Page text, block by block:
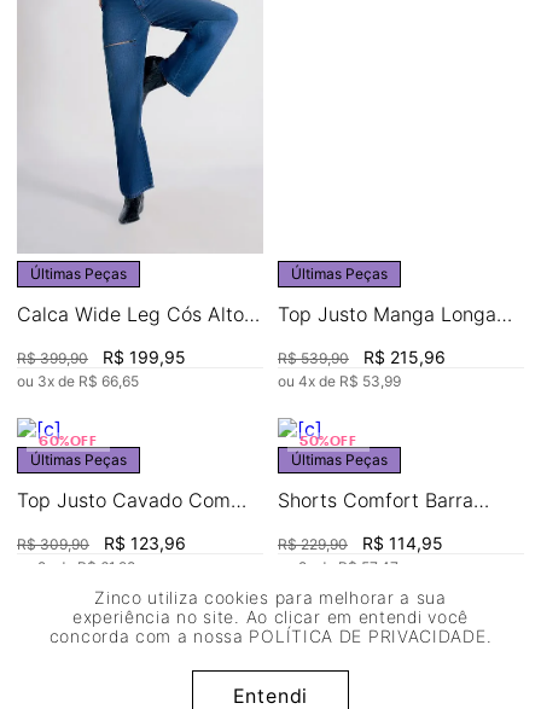
Zinco utiliza cookies para melhorar a sua
experiência no site. Ao clicar em entendi você
concorda com a nossa POLÍTICA DE PRIVACIDADE
Entendi
Últimas Peças
Calca Wide Leg Cós Alto
R$ 399,90 R$ 199,95
ou 3x de R$ 66 65
Últimas Peças
Top Justo Manga Longa
R$ 539,90 R$ 215,96
ou 4x de R$ 53 99
60%OFF
Últimas Peças
Top Justo Cavado Com
R$ 309,90 R$ 123,96
2 x de R$ 61 98
50%OFF
Últimas Peças
Shorts Comfort Barra
R$ 229,90 R$ 114,95
2 x de R$ 57 47